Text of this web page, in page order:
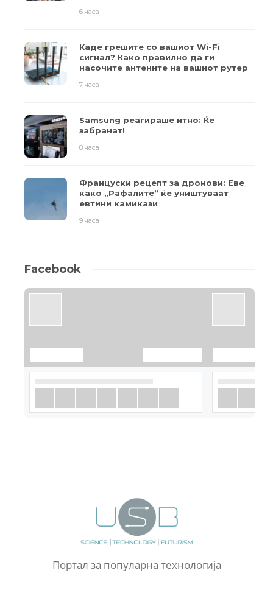
6 часа
Каде грешите со вашиот Wi-Fi
сигнал? Како правилно да ги
насочите антените на вашиот рутер
7 часа
Samsung реагираше итно: Ќе
забранат!
8 часа
Француски рецепт за дронови: Еве
како „Рафалите“ ќе уништуваат
евтини камикази
9 часа
Facebook
Портал за популарна технологија